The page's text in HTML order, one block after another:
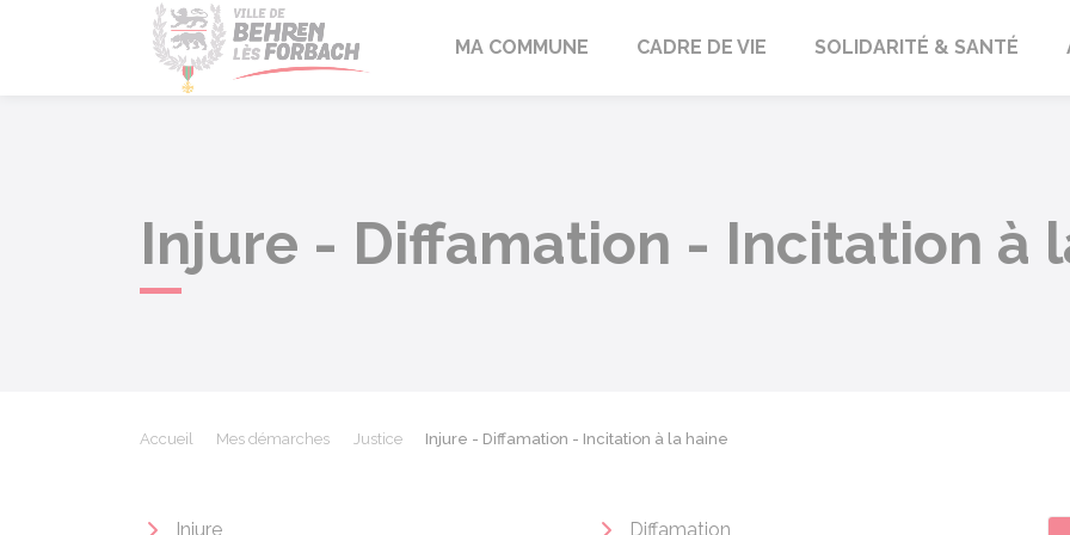
Behren-lès-Forbach
MA COMMUNE CADRE DE VIE SOLIDARITÉ & SANTÉ
Injure - Diffamation - Incitation à
Accueil Mes démarches Justice Injure - Diffamation - Incitation à la haine
Injure
Diffamation